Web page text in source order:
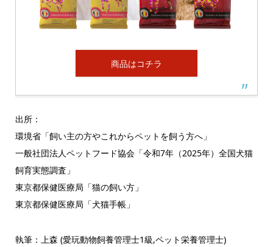
商品はコチラ
出所：
環境省「飼い主の方やこれからペットを飼う方へ」
一般社団法人ペットフード協会「令和7年（2025年）全国犬猫
飼育実態調査」
東京都保健医療局「猫の飼い方」
東京都保健医療局「犬猫手帳」
執筆：上森 (愛玩動物飼養管理士1級,ペット栄養管理士)